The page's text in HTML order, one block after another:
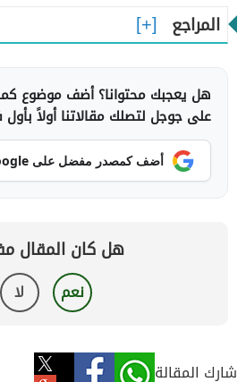
المراجع
هل يعجبك محتوانا؟ أضف موضوع
على جوجل لتصلك مقالاتنا أولاً
أضف كمصدر مفضل على Google
هل كان المقال
نعم لا
شارك المقالة